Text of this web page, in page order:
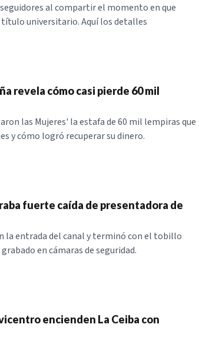
al compartir el momento en que
título universitario. Aquí los detalles
revela cómo casi pierde 60 mil
las Mujeres' la estafa de 60 mil lempiras que
y cómo logró recuperar su dinero.
fuerte caída de presentadora de
la entrada del canal y terminó con el tobillo
en cámaras de seguridad.
encienden La Ceiba con